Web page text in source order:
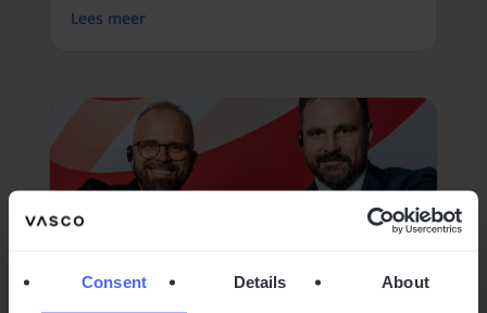
Consent Details About
Lees meer